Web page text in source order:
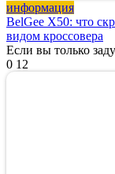
информация
BelGee X50: что
видом кроссовера
Если вы только
0 12